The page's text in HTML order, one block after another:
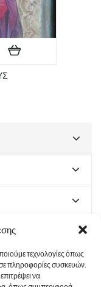
τεχνολογίες όπως
πληροφορίες συσκευών.
να